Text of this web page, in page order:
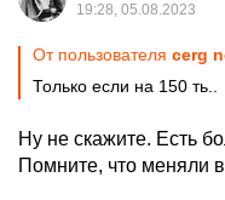
19:28, 05.08.2023
От пользователя cerg
Только если на 150 ть..
Ну не скажите. Есть
Помните, что меняли